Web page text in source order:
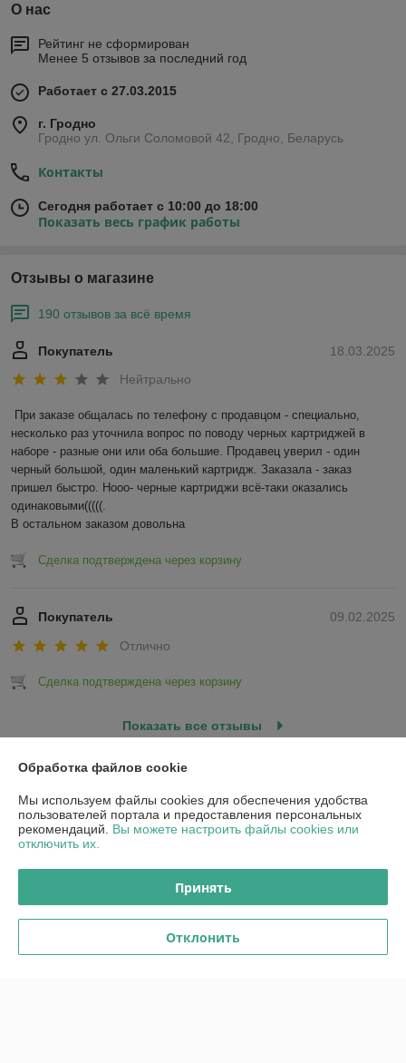
О нас
Рейтинг не сформирован
Менее 5 отзывов за последний год
Работает с 27.03.2015
г. Гродно
Гродно ул. Ольги Соломовой 42, Гродно, Беларусь
Контакты
Сегодня работает с 10:00 до 18:00
Показать весь график работы
Отзывы о магазине
190 отзывов за всё время
18.03.2025
Покупатель
Нейтрально
При заказе общалась по телефону с продавцом - специально,
несколько раз уточнила вопрос по поводу черных картриджей в
наборе - разные они или оба большие. Продавец уверил - один
черный большой, один маленький картридж. Заказала - заказ
пришел быстро. Нооо- черные картриджи всё-таки оказались
одинаковыми(((((.
В остальном заказом довольна
Сделка подтверждена через корзину
09.02.2025
Покупатель
Отлично
Сделка подтверждена через корзину
Показать все отзывы
Контакты
Доставка и оплата
Полная версия сайта
Обработка файлов cookie
Мы используем файлы cookies для обеспечения удобства
пользователей портала и предоставления персональных
рекомендаций. Вы можете настроить файлы cookies или
отключить их.
Принять
Отклонить